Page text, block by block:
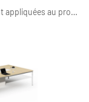
bois haut Des technologies avancées sont appliquées au processus de fabrication des produits. Dans les domaines tels que les tables de conférence, la table de conférence de bureau de salle de réunion moderne de meubles en bois haut de gamme d'usine chinoise avec cadre en métal bénéficie d'une visibilité améliorée et de larges utilisations.